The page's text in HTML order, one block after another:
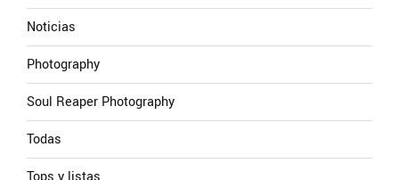
Noticias
Photography
Soul Reaper Photography
Todas